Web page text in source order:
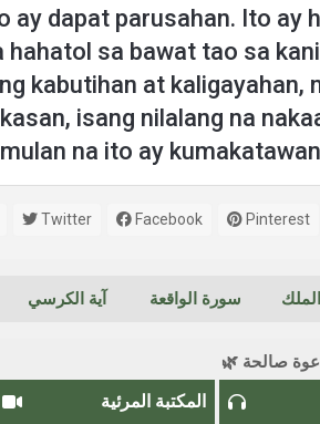
ay dapat parusahan. Ito ay
hahatol sa bawat tao sa
kabutihan at kaligayahan,
isang nilalang na
na ito ay
Twitter Facebook Pinterest
سورة الواقعة آية الكرسي
صالحة 🌿
المكتبة المرئية